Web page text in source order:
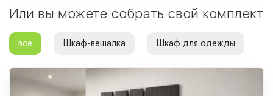
Или вы можете собрать свой комплект
все Шкаф-вешалка Шкаф для одежды